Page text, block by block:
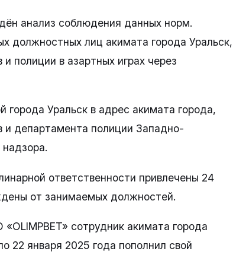
анализ соблюдения данных норм.
должностных лиц акимата города Уральск,
полиции в азартных играх через
города Уральск в адрес акимата города,
и департамента полиции Западно-
ответственности привлечены 24
от занимаемых должностей.
сотрудник акимата города
22 января 2025 года пополнил свой